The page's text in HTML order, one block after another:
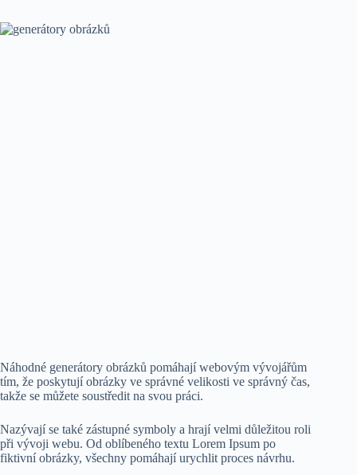
Náhodné generátory obrázků pomáhají webovým vývojářům
tím, že poskytují obrázky ve správné velikosti ve správný čas,
takže se můžete soustředit na svou práci.
Nazývají se také zástupné symboly a hrají velmi důležitou roli
při vývoji webu. Od oblíbeného textu Lorem Ipsum po
fiktivní obrázky, všechny pomáhají urychlit proces návrhu.